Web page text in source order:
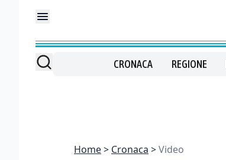
CRONACA REGIONE
Home Cronaca Video